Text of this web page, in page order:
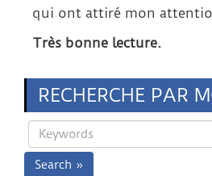
qui ont attiré mon
Très bonne lecture.
RECHERCHE PAR
Search »